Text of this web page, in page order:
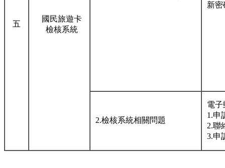
五
國民旅遊卡
檢核系統
新密
2.檢核系統相關問題
電子
1.申
2.聯
3.申